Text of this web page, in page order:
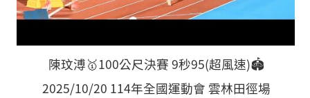
陳玟溥🥇100公尺決賽 9秒95(超風速)🏟️
2025/10/20 114年全國運動會 雲林田徑場